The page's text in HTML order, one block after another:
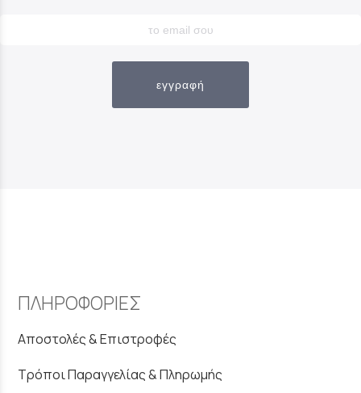
εγγραφή
ΠΛΗΡΟΦΟΡΙΕΣ
Αποστολές & Επιστροφές
Τρόποι Παραγγελίας & Πληρωμής